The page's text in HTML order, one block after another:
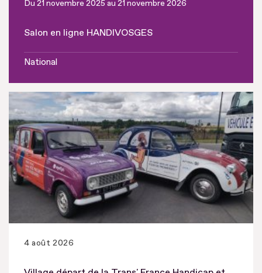
Du 21 novembre 2025 au 21 novembre 2026
Salon en ligne HANDIVOSGES
National
4 août 2026